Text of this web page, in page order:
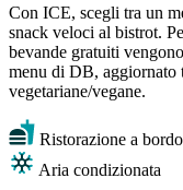
Con ICE, scegli tra un
snack veloci al bistrot.
bevande gratuiti
menu di DB, aggiornato
vegetariane/vegane.
Ristorazione a bordo
Aria condizionata